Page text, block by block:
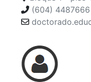
(604)